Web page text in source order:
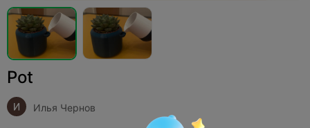
Pot
Илья Чернов